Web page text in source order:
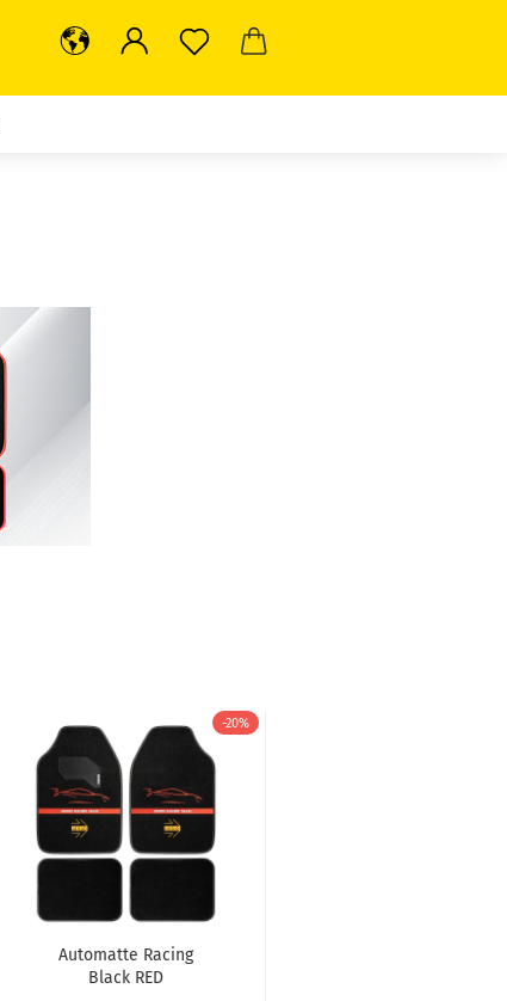
-20%
Automatte Racing
Black RED